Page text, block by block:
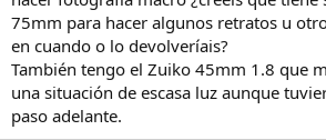
m
a
75mm para hacer algunos retratos u
en cuando o lo devolveríais?
También tengo el Zuiko 45mm 1.8 que
una situación de escasa luz aunque
paso adelante.